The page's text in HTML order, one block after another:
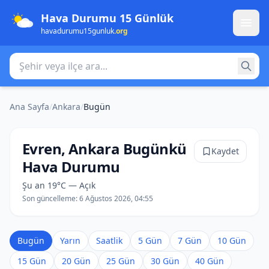
Hava Durumu 15 Günlük
havadurumu15gunluk.org
Şehir veya ilçe ara
Ana Sayfa/Ankara/Bugün
Evren, Ankara Bugünkü
Hava Durumu
Şu an 19°C — Açık
Son güncelleme:6 Ağustos 2026, 04:55
Kaydet
Bugün Yarın Saatlik 5 Gün 7 Gün
10 Gün
15 Gün
20 Gün 25 Gün 30 Gün
40 Gün